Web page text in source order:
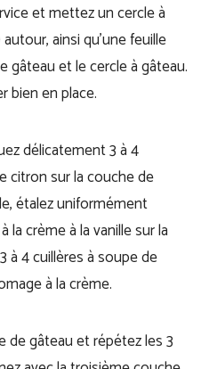
et mettez un cercle à
ainsi qu’une feuille
gâteau et le cercle à gâteau.
bien en place.
délicatement 3 à 4
citron sur la couche de
étalez uniformément
la crème à la vanille sur la
à 4 cuillères à soupe de
à la crème.
de gâteau et répétez les 3